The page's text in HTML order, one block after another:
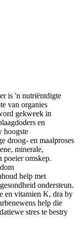
is 'n nutriëntdigte
van organies
gekweek in
en
hoogste
droog- en maalproses
minerale,
omskep.
help met
ondersteun.
en vitamien K, dra by
help die
stres te bestry